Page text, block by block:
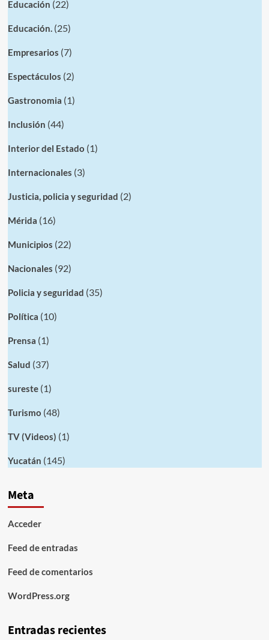
Educación (22)
Educación.(25)
Empresarios (7)
Espectáculos (2)
Gastronomia (1)
Inclusión (44)
Interior del Estado (1)
Internacionales (3)
Justicia, policia y seguridad (2)
Mérida (16)
Municipios (22)
Nacionales (92)
Policia y seguridad (35)
Política (10)
Prensa (1)
Salud (37)
sureste(1)
Turismo (48)
TV (Videos) (1)
Yucatán (145)
Meta
Acceder
Feed de entradas
Feed de comentarios
WordPress.org
Entradas recientes